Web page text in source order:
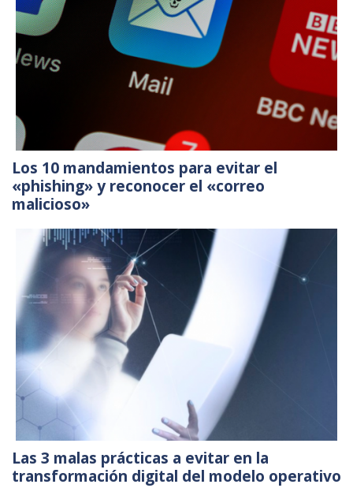
Los 10 mandamientos para evitar el
«phishing» y reconocer el «correo
malicioso»
Las 3 malas prácticas a evitar en la
transformación digital del modelo operativo